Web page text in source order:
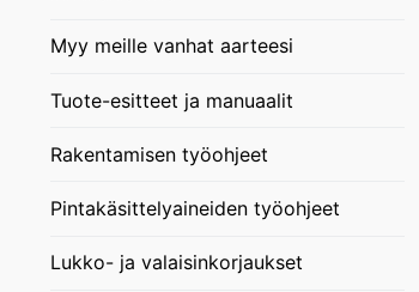
Myy meille vanhat aarteesi
Tuote-esitteet ja manuaalit
Rakentamisen työohjeet
Pintakäsittelyaineiden työohjeet
Lukko- ja valaisinkorjaukset